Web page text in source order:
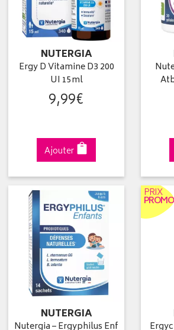
NUTERGIA
Ergy D Vitamine D3 200
UI 15ml
9,99€
Ajouter
NUTERGIA
Nutergia – Ergyphilus Enf
PRIX
PROMO